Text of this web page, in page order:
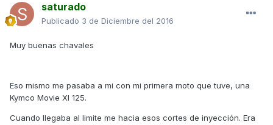
saturado
Publicado 3 de Diciembre del 2016
Muy buenas chavales
Eso mismo me pasaba a mi con mi primera moto que tuve, una
Kymco Movie Xl 125.
Cuando llegaba al limite me hacia esos cortes de inyección. Era